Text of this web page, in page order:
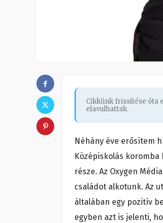
Cikkünk frissítése óta
elavulhattak.
Néhány éve erősítem
Középiskolás
része. Az Oxygen
családot alkotunk. Az
általában egy pozitív
egyben azt is jelenti,